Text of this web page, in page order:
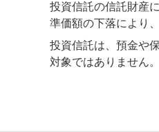
投資信託の信託財産
準価額の下落により
投資信託は、預金や
対象ではありません。